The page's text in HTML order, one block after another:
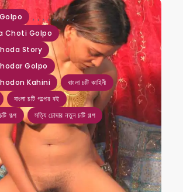
,
Choti Golpo
,
Story
,
Golpo
,
Kahini
,
বাংলা চটি কাহিনী
,,
বাংলা চটি গল্পের বই
,
গল্প
,
সত্যি চোদার নতুন চটি গল্প